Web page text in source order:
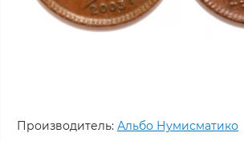
Производитель: Альбо Нумисматико